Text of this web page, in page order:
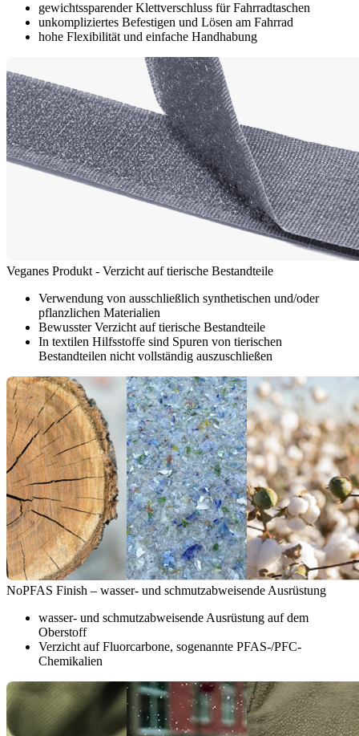
gewichtssparender Klettverschluss für Fahrradtaschen
unkompliziertes Befestigen und Lösen am Fahrrad
hohe Flexibilität und einfache Handhabung
Veganes Produkt - Verzicht auf tierische Bestandteile
Verwendung von ausschließlich synthetischen und/oder
pflanzlichen Materialien
Bewusster Verzicht auf tierische Bestandteile
In textilen Hilfsstoffe sind Spuren von tierischen
Bestandteilen nicht vollständig auszuschließen
NoPFAS Finish – wasser- und schmutzabweisende Ausrüstung
wasser- und schmutzabweisende Ausrüstung auf dem
Oberstoff
Verzicht auf Fluorcarbone, sogenannte PFAS-/PFC-
Chemikalien